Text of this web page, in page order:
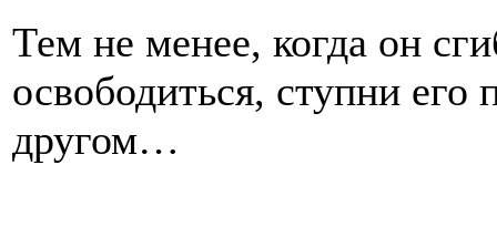
Тем не менее, когда он
освободиться, ступни его
другом…